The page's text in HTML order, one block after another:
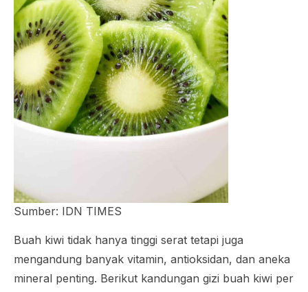
Sumber: IDN TIMES
Buah kiwi tidak hanya tinggi serat tetapi juga
mengandung banyak vitamin, antioksidan, dan aneka
mineral penting. Berikut kandungan gizi buah kiwi per